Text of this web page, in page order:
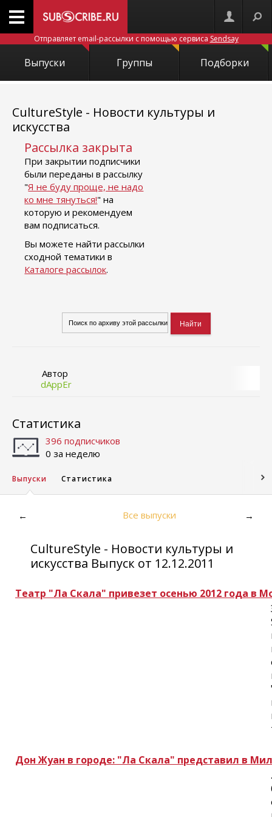
Отправляет email-рассылки с помощью сервиса Sendsay
Выпуски Группы Подборки
CultureStyle - Новости культуры и
искусства
Рассылка закрыта
При закрытии подписчики
были переданы в рассылку
"Я не буду проще, не надо
ко мне тянуться!" на
которую и рекомендуем
вам подписаться.
Вы можете найти рассылки
сходной тематики в
Каталоге рассылок.
Автор
dAppEr
Статистика
396 подписчиков
0 за неделю
Выпуски Статистика
← Все выпуски →
CultureStyle - Новости культуры и
искусства Выпуск от 12.12.2011
Театр "Ла Скала" привезет осенью 2012 года в
Дон Жуан в городе: "Ла Скала" представил в